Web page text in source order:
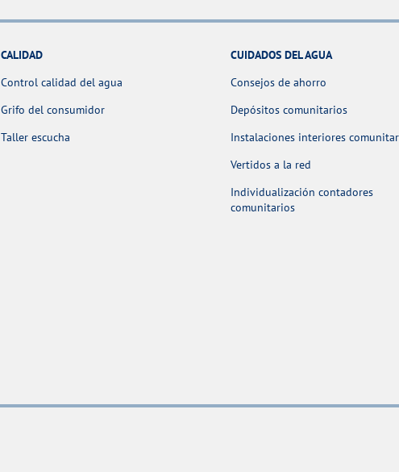
CALIDAD
Control calidad del agua
Grifo del consumidor
Taller escucha
CUIDADOS DEL AGUA
Consejos de ahorro
Depósitos comunitarios
Instalaciones interiores
Vertidos a la red
Individualización contadores
comunitarios